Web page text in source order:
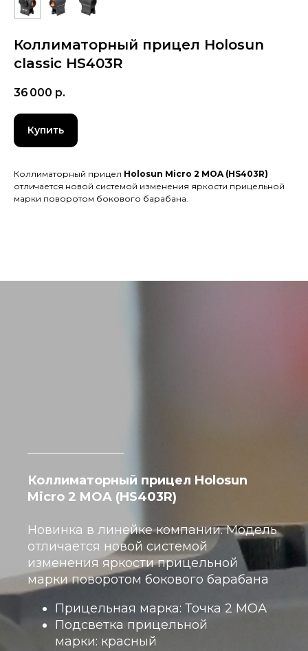
Коллиматорный прицел Holosun
classic HS403R
36 000 р.
Купить
Коллиматорный прицел Holosun Micro 2 MOA (HS403R)
отличается новой системой изменения яркости прицельной
марки поворотом бокового барабана.
Коллиматорный прицел Holosun
Micro 2 MOA (HS403R)
Новинка в линейке компании. Модель
отличается новой системой
изменения яркости прицельной
марки поворотом бокового барабана
Прицельная марка: Точка 2 МОА
Подсветка прицельной
марки: красный